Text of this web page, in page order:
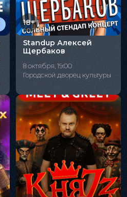
18+
Standup Алексей
Щербаков
8 октября, 19:00
Городской дворец культуры